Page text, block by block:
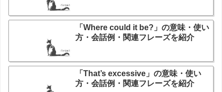
「Where could it be?」の意味・使い
方・会話例・関連フレーズを紹介
「That’s excessive」の意味・使い
方・会話例・関連フレーズを紹介